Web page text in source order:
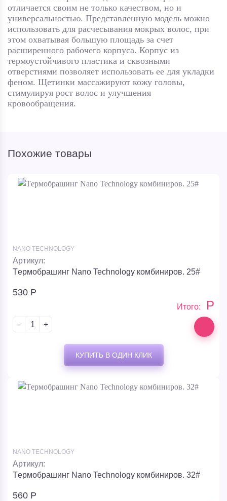
отличается своим не только качеством, но и
универсальностью. Представленную модель можно
использовать для расчесывания мокрых волос, при
этом охватывая большую площадь за счет
расширенного рабочего корпуса. Корпус из
термоустойчивого пластика и сквозными
отверстиями позволяет использовать ее для укладки
феном. Щетинки массажируют кожу головы,
стимулируя рост волос и улучшения
кровообращения.
Похожие товары
NANO TECHNOLOGY
Артикул:
Tермобрашинг Nano Technology комбиниров. 25#
530 Р
Итого: Р
– +
КУПИТЬ В ОДИН КЛИК
NANO TECHNOLOGY
Артикул:
Tермобрашинг Nano Technology комбиниров. 32#
560 Р